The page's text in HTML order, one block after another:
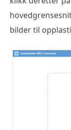
bilder til